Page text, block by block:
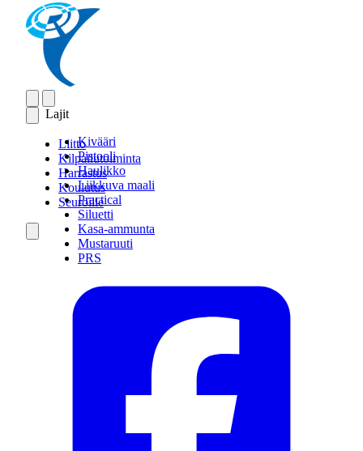
Lajit
Kivääri
Pistooli
Haulikko
Liikkuva maali
Practical
Siluetti
Kasa-ammunta
Mustaruuti
PRS
Liitto
Kilpailutoiminta
Harrastus
Koulutus
Seuroille